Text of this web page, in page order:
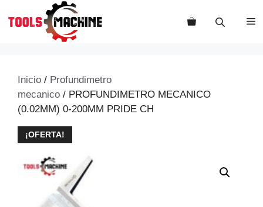
Inicio / Profundimetro
mecanico / PROFUNDIMETRO MECANICO
(0.02MM) 0-200MM PRIDE CH
¡OFERTA!